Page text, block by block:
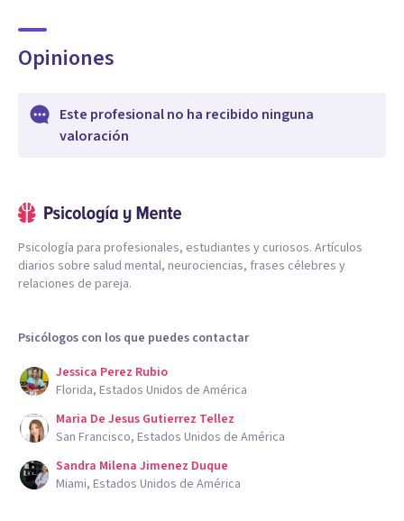
Opiniones
Este profesional no ha recibido ninguna
valoración
Psicología para profesionales, estudiantes y curiosos. Artículos
diarios sobre salud mental, neurociencias, frases célebres y
relaciones de pareja.
Psicólogos con los que puedes contactar
Jessica Perez Rubio
Florida, Estados Unidos de América
Maria De Jesus Gutierrez Tellez
San Francisco, Estados Unidos de América
Sandra Milena Jimenez Duque
Miami, Estados Unidos de América